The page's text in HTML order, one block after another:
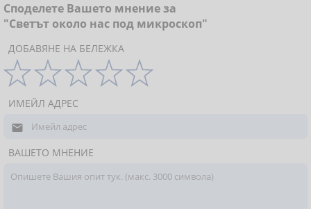
Споделете Вашето мнение за
"Светът около нас под микроскоп"
ДОБАВЯНЕ НА БЕЛЕЖКА
ИМЕЙЛ АДРЕС

ВАШЕТО МНЕНИЕ